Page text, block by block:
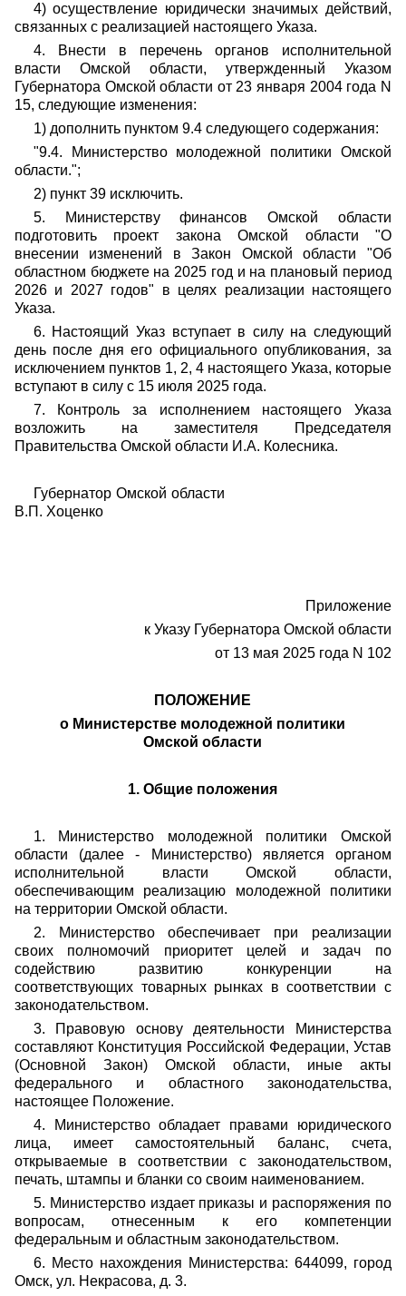
4) осуществление юридически значимых действий,
связанных с реализацией настоящего Указа.
4. Внести в перечень органов исполнительной
власти Омской области, утвержденный Указом
Губернатора Омской области от 23 января 2004 года N
15, следующие изменения:
1) дополнить пунктом 9.4 следующего содержания:
"9.4. Министерство молодежной политики Омской
области.";
2) пункт 39 исключить.
5. Министерству финансов Омской области
подготовить проект закона Омской области "О
внесении изменений в Закон Омской области "Об
областном бюджете на 2025 год и на плановый период
2026 и 2027 годов" в целях реализации настоящего
Указа.
6. Настоящий Указ вступает в силу на следующий
день после дня его официального опубликования, за
исключением пунктов 1, 2, 4 настоящего Указа, которые
вступают в силу с 15 июля 2025 года.
7. Контроль за исполнением настоящего Указа
возложить на заместителя Председателя
Правительства Омской области И.А. Колесника.
Губернатор Омской области
В.П. Хоценко
Приложение
к Указу Губернатора Омской области
от 13 мая 2025 года N 102
ПОЛОЖЕНИЕ
о Министерстве молодежной политики
Омской области
1. Общие положения
1. Министерство молодежной политики Омской
области (далее - Министерство) является органом
исполнительной власти Омской области,
обеспечивающим реализацию молодежной политики
на территории Омской области.
2. Министерство обеспечивает при реализации
своих полномочий приоритет целей и задач по
содействию развитию конкуренции на
соответствующих товарных рынках в соответствии с
законодательством.
3. Правовую основу деятельности Министерства
составляют Конституция Российской Федерации, Устав
(Основной Закон) Омской области, иные акты
федерального и областного законодательства,
настоящее Положение.
4. Министерство обладает правами юридического
лица, имеет самостоятельный баланс, счета,
открываемые в соответствии с законодательством,
печать, штампы и бланки со своим наименованием.
5. Министерство издает приказы и распоряжения по
вопросам, отнесенным к его компетенции
федеральным и областным законодательством.
6. Место нахождения Министерства: 644099, город
Омск, ул. Некрасова, д. 3.